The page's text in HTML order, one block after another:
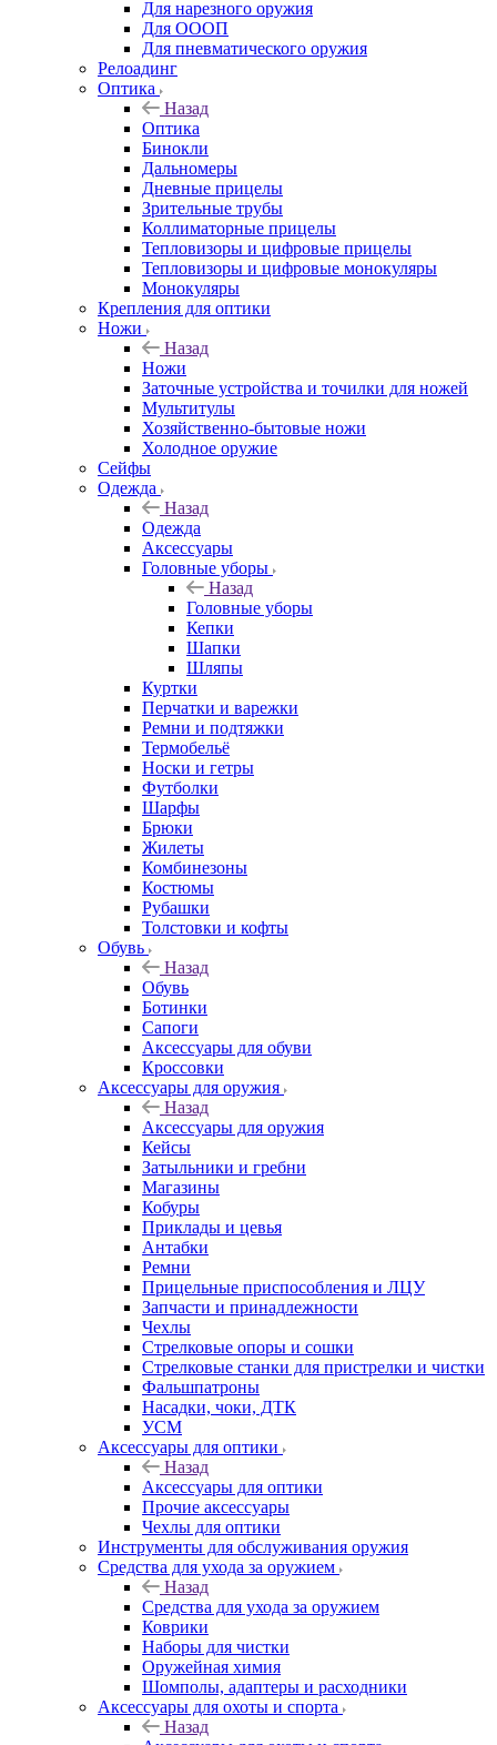
Для нарезного оружия
Для ОООП
Для пневматического оружия
Релоадинг
Оптика
Назад
Оптика
Бинокли
Дальномеры
Дневные прицелы
Зрительные трубы
Коллиматорные прицелы
Тепловизоры и цифровые прицелы
Тепловизоры и цифровые монокуляры
Монокуляры
Крепления для оптики
Ножи
Назад
Ножи
Заточные устройства и точилки для ножей
Мультитулы
Хозяйственно-бытовые ножи
Холодное оружие
Сейфы
Одежда
Назад
Одежда
Аксессуары
Головные уборы
Назад
Головные уборы
Кепки
Шапки
Шляпы
Куртки
Перчатки и варежки
Ремни и подтяжки
Термобельё
Носки и гетры
Футболки
Шарфы
Брюки
Жилеты
Комбинезоны
Костюмы
Рубашки
Толстовки и кофты
Обувь
Назад
Обувь
Ботинки
Сапоги
Аксессуары для обуви
Кроссовки
Аксессуары для оружия
Назад
Аксессуары для оружия
Кейсы
Затыльники и гребни
Магазины
Кобуры
Приклады и цевья
Антабки
Ремни
Прицельные приспособления и ЛЦУ
Запчасти и принадлежности
Чехлы
Стрелковые опоры и сошки
Стрелковые станки для пристрелки и чистки
Фальшпатроны
Насадки, чоки, ДТК
УСМ
Аксессуары для оптики
Назад
Аксессуары для оптики
Прочие аксессуары
Чехлы для оптики
Инструменты для обслуживания оружия
Средства для ухода за оружием
Назад
Средства для ухода за оружием
Коврики
Наборы для чистки
Оружейная химия
Шомполы, адаптеры и расходники
Аксессуары для охоты и спорта
Назад